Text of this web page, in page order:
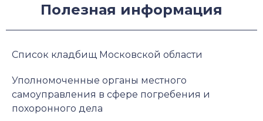
Полезная информация
Список кладбищ Московской области
Уполномоченные органы местного
самоуправления в сфере погребения и
похоронного дела